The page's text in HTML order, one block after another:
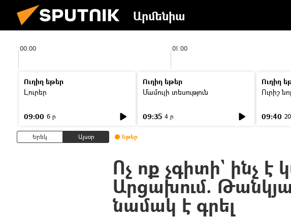
Արմենիա
00:00 01:00
Ուղիղ եթեր
Լուրեր
09:00 6 ր
Ուղիղ եթեր
Մամուլի տեսություն
09:35 4 ր
Ուղիղ
Ուրիշ
09:40
Երեկ Այսօր Եթեր
Ոչ ոք չգիտի` ինչ է
Արցախում.
նամակ է գրել